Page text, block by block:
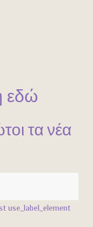
εδώ
τα νέα
use_label_element